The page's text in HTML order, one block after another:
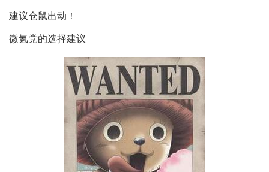
建议仓鼠出动！
微氪党的选择建议